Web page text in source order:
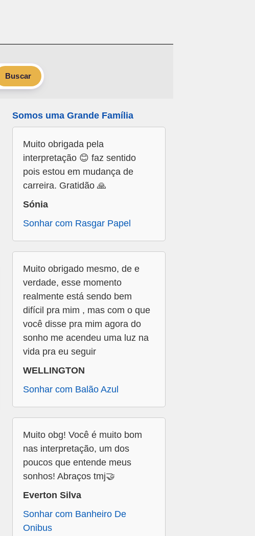
Buscar
Somos uma Grande Família
Muito obrigada pela
interpretação 😊 faz sentido
pois estou em mudança de
carreira. Gratidão 🙏
Sónia
Sonhar com Rasgar Papel
Muito obrigado mesmo, de e
verdade, esse momento
realmente está sendo bem
difícil pra mim , mas com o que
você disse pra mim agora do
sonho me acendeu uma luz na
vida pra eu seguir
WELLINGTON
Sonhar com Balão Azul
Muito obg! Você é muito bom
nas interpretação, um dos
poucos que entende meus
sonhos! Abraços tmj🤝
Everton Silva
Sonhar com Banheiro De
Onibus